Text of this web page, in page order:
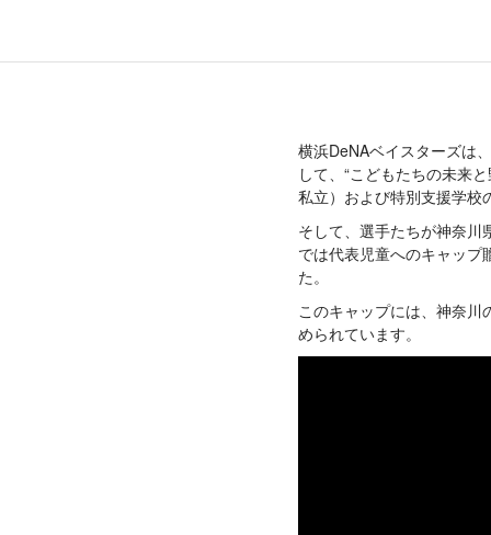
横浜DeNAベイスターズは
して、“こどもたちの未来
私立）および特別支援学校
そして、選手たちが神奈川
では代表児童へのキャップ
た。
このキャップには、神奈
められています。